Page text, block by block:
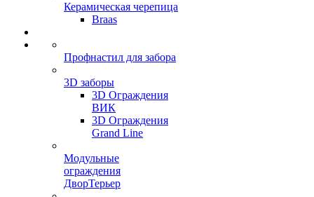
Керамическая черепица
Braas
Профнастил для забора
3D заборы
3D Ограждения
ВИК
3D Ограждения
Grand Line
Модульные
ограждения
ДворТерьер